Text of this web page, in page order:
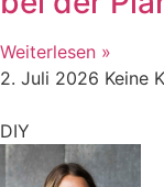
Weiterlesen »
2. Juli 2026 Keine
DIY